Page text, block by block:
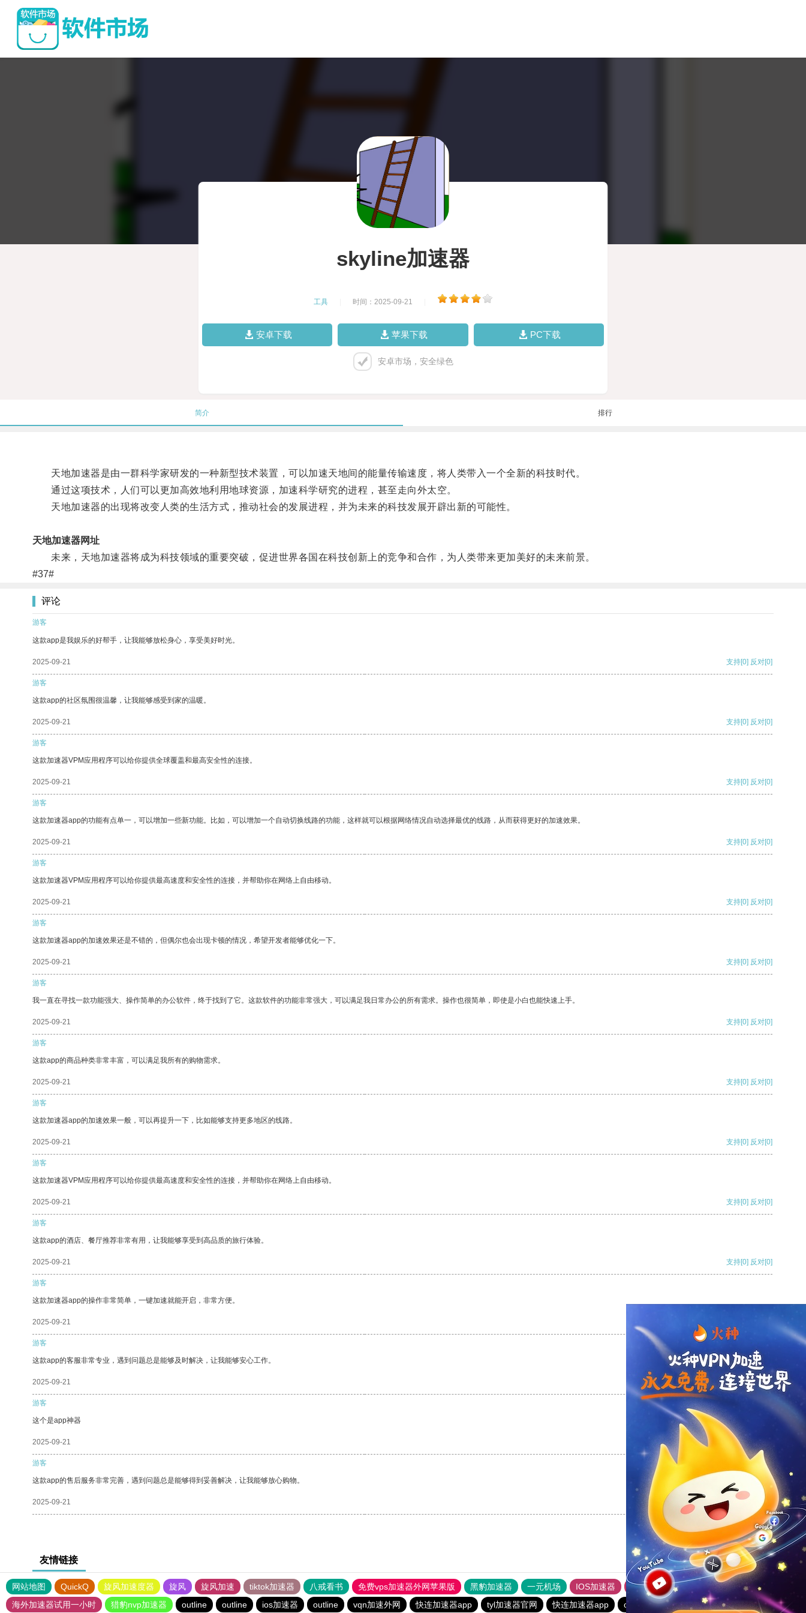
skyline加速器
工具 时间：2025-09-21
安卓下载 苹果下载 PC下载
安卓市场，安全绿色
简介 排行
天地加速器是由一群科学家研发的一种新型技术装置，可以加速天地间的能量传输速度，将人类带入一个全新的科技时代。
通过这项技术，人们可以更加高效地利用地球资源，加速科学研究的进程，甚至走向外太空。
天地加速器的出现将改变人类的生活方式，推动社会的发展进程，并为未来的科技发展开辟出新的可能性。
天地加速器网址
未来，天地加速器将成为科技领域的重要突破，促进世界各国在科技创新上的竞争和合作，为人类带来更加美好的未来前景。
#37#
评论
游客
这款app是我娱乐的好帮手，让我能够放松身心，享受美好时光。
2025-09-21 支持[0] 反对[0]
游客
这款app的社区氛围很温馨，让我能够感受到家的温暖。
2025-09-21 支持[0] 反对[0]
游客
这款加速器VPM应用程序可以给你提供全球覆盖和最高安全性的连接。
2025-09-21 支持[0] 反对[0]
游客
这款加速器app的功能有点单一，可以增加一些新功能。比如，可以增加一个自动切换线路的功能，这样就可以根据网络情况自动选择最优的线路，从而获得更好的加速效果。
2025-09-21 支持[0] 反对[0]
游客
这款加速器VPM应用程序可以给你提供最高速度和安全性的连接，并帮助你在网络上自由移动。
2025-09-21 支持[0] 反对[0]
游客
这款加速器app的加速效果还是不错的，但偶尔也会出现卡顿的情况，希望开发者能够优化一下。
2025-09-21 支持[0] 反对[0]
游客
我一直在寻找一款功能强大、操作简单的办公软件，终于找到了它。这款软件的功能非常强大，可以满足我日常办公的所有需求。操作也很简单，即使是小白也能快速上手。
2025-09-21 支持[0] 反对[0]
游客
这款app的商品种类非常丰富，可以满足我所有的购物需求。
2025-09-21 支持[0] 反对[0]
游客
这款加速器app的加速效果一般，可以再提升一下，比如能够支持更多地区的线路。
2025-09-21 支持[0] 反对[0]
游客
这款加速器VPM应用程序可以给你提供最高速度和安全性的连接，并帮助你在网络上自由移动。
2025-09-21 支持[0] 反对[0]
游客
这款app的酒店、餐厅推荐非常有用，让我能够享受到高品质的旅行体验。
2025-09-21 支持[0] 反对[0]
游客
这款加速器app的操作非常简单，一键加速就能开启，非常方便。
2025-09-21
游客
这款app的客服非常专业，遇到问题总是能够及时解决，让我能够安心工作。
2025-09-21 支持 [0] 反对[0]
游客
这个是app神器
2025-09-21 支持[0] 反对
游客
这款app的售后服务非常完善，遇到问题总是能够得到妥善解决，让我能够放心购物。
2025-09-21 支持[0] 反对[0]
友情链接
网站地图 QuickQ 旋风加速度器 旋风 旋风加速 tiktok加速器 八戒看书 免费vps加速器外网苹果版 黑豹加速器 一元机场 IOS加速器 旋风加速度器
一元机场
海外加速器试用一小时
猎豹nvp加速器 outline outline ios加速器 outline vqn加速外网 快连加速器app tyl加速器官网 快连加速器app outline 香蕉加速器官网正版 outline